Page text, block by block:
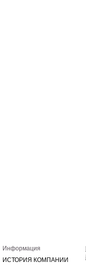
Информация
ИСТОРИЯ КОМПАНИИ